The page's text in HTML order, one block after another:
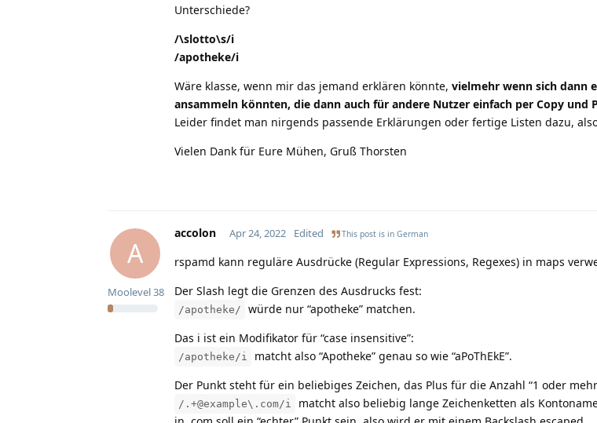
Unterschiede?
/\slotto\s/i
/apotheke/i
Wäre klasse, wenn mir das jemand erklären könnte, vielmehr wenn sich dann
ansammeln könnten, die dann auch für andere Nutzer einfach per Copy und
Leider findet man nirgends passende Erklärungen oder fertige Listen dazu,
Vielen Dank für Eure Mühen, Gruß Thorsten
A
accolon
Moolevel38
Apr 24, 2022 Edited This post is in German
rspamd kann reguläre Ausdrücke (Regular Expressions, Regexes) in maps
Der Slash legt die Grenzen des Ausdrucks fest:
/apotheke/
würde nur “apotheke” matchen.
Das i ist ein Modifikator für “case insensitive”:
/apotheke/i
matcht also “Apotheke” genau so wie “aPoThEkE”.
Der Punkt steht für ein beliebiges Zeichen, das Plus für die Anzahl “1 oder
/.+@example\.com/i
matcht also beliebig lange Zeichenketten als